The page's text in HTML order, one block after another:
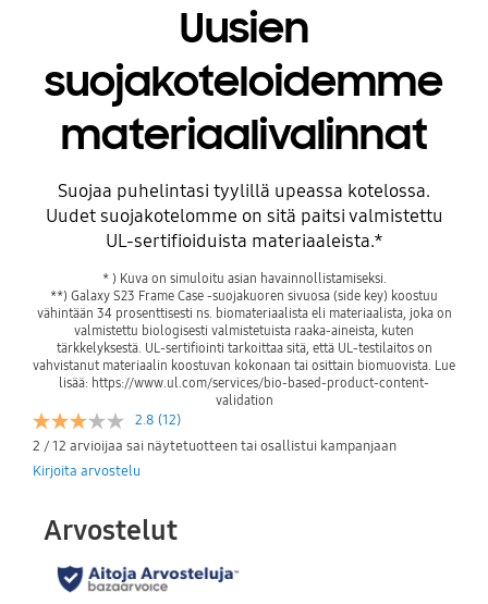
Uusien
suojakoteloidemme
materiaalivalinnat
Suojaa puhelintasi tyylillä upeassa kotelossa.
Uudet suojakotelomme on sitä paitsi valmistettu
UL-sertifioiduista materiaaleista.*
* ) Kuva on simuloitu asian havainnollistamiseksi.
**) Galaxy S23 Frame Case -suojakuoren sivuosa (side key) koostuu
vähintään 34 prosenttisesti ns. biomateriaalista eli materiaalista, joka on
valmistettu biologisesti valmistetuista raaka-aineista, kuten
tärkkelyksestä. UL-sertifiointi tarkoittaa sitä, että UL-testilaitos on
vahvistanut materiaalin koostuvan kokonaan tai osittain biomuovista. Lue
lisää: https://www.ul.com/services/bio-based-product-content-
validation
2.8 (12)
2 / 12 arvioijaa sai näytetuotteen tai osallistui kampanjaan
Kirjoita arvostelu